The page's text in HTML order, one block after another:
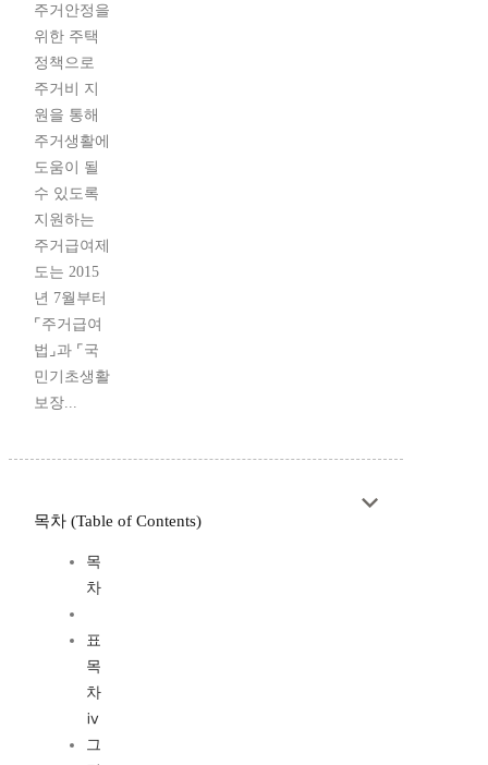
주거안정을
위한 주택
정책으로
주거비 지
원을 통해
주거생활에
도움이 될
수 있도록
지원하는
주거급여제
도는 2015
년 7월부터
⌜주거급여
법⌟과 ⌜국
민기초생활
보장...
목차 (Table of Contents)
목
차
표
목
차
ⅳ
그